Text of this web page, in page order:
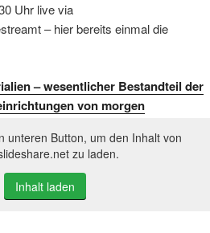
Uhr live via
– hier bereits einmal die
– wesentlicher Bestandteil der
von morgen
unteren Button, um den Inhalt von
zu laden.
Inhalt laden